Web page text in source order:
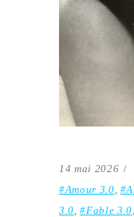
14 mai 2026
#Amour 3.0
3.0 ,#Fable 3.0